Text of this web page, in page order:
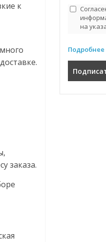
к
заказа.
на
Подробнее